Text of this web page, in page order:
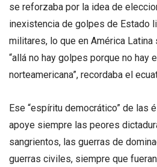
se reforzaba por la idea de
inexistencia de golpes de Estado
militares, lo que en América
“allá no hay golpes porque no hay
norteamericana”, recordaba el
Ese “espíritu democrático” de las
apoye siempre las peores
sangrientos, las guerras de
guerras civiles, siempre que